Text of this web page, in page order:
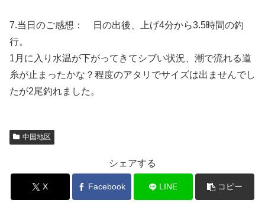
7.当日のご感想： 日の出後、上げ4分から3.5時間の釣
行。
1月に入り水温が下がってきてシブい状況、潮で流れる道
糸が止まったかな？程度のアタリでサイズは出ませんでし
たが2尾釣れました。
中国地区
シェアする
X Facebook LINE コピー